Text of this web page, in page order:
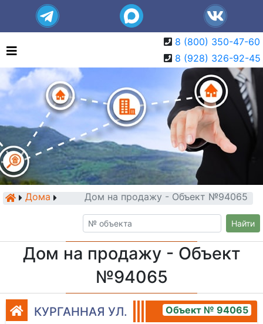
8 (800) 350-47-60
8 (928) 326-92-45
Дома Дом на продажу - Объект №94065
Найти
Дом на продажу - Объект
№94065
КУРГАННАЯ УЛ. Объект № 94065